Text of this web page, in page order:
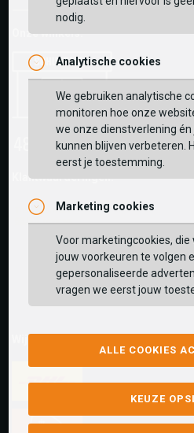
Onze winkels:
Klantwaarderingen:
Wij versturen met:
nodig.
Analytische cookies
We gebruiken analytische
monitoren hoe onze
we onze dienstverlening
kunnen blijven verbeteren.
eerst je toestemming.
Marketing cookies
Voor marketingcookies, die
jouw voorkeuren te volgen
gepersonaliseerde
vragen we eerst jouw
ALLE COOKIES
KEUZE